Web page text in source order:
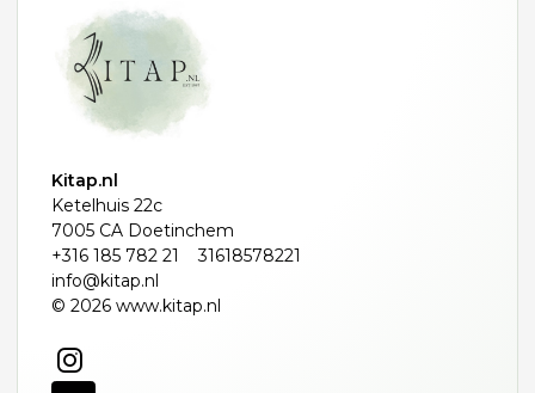
Kitap.nl
Ketelhuis 22c
7005 CA Doetinchem
+316 185 782 21
31618578221
info@kitap.nl
© 2026 www.kitap.nl